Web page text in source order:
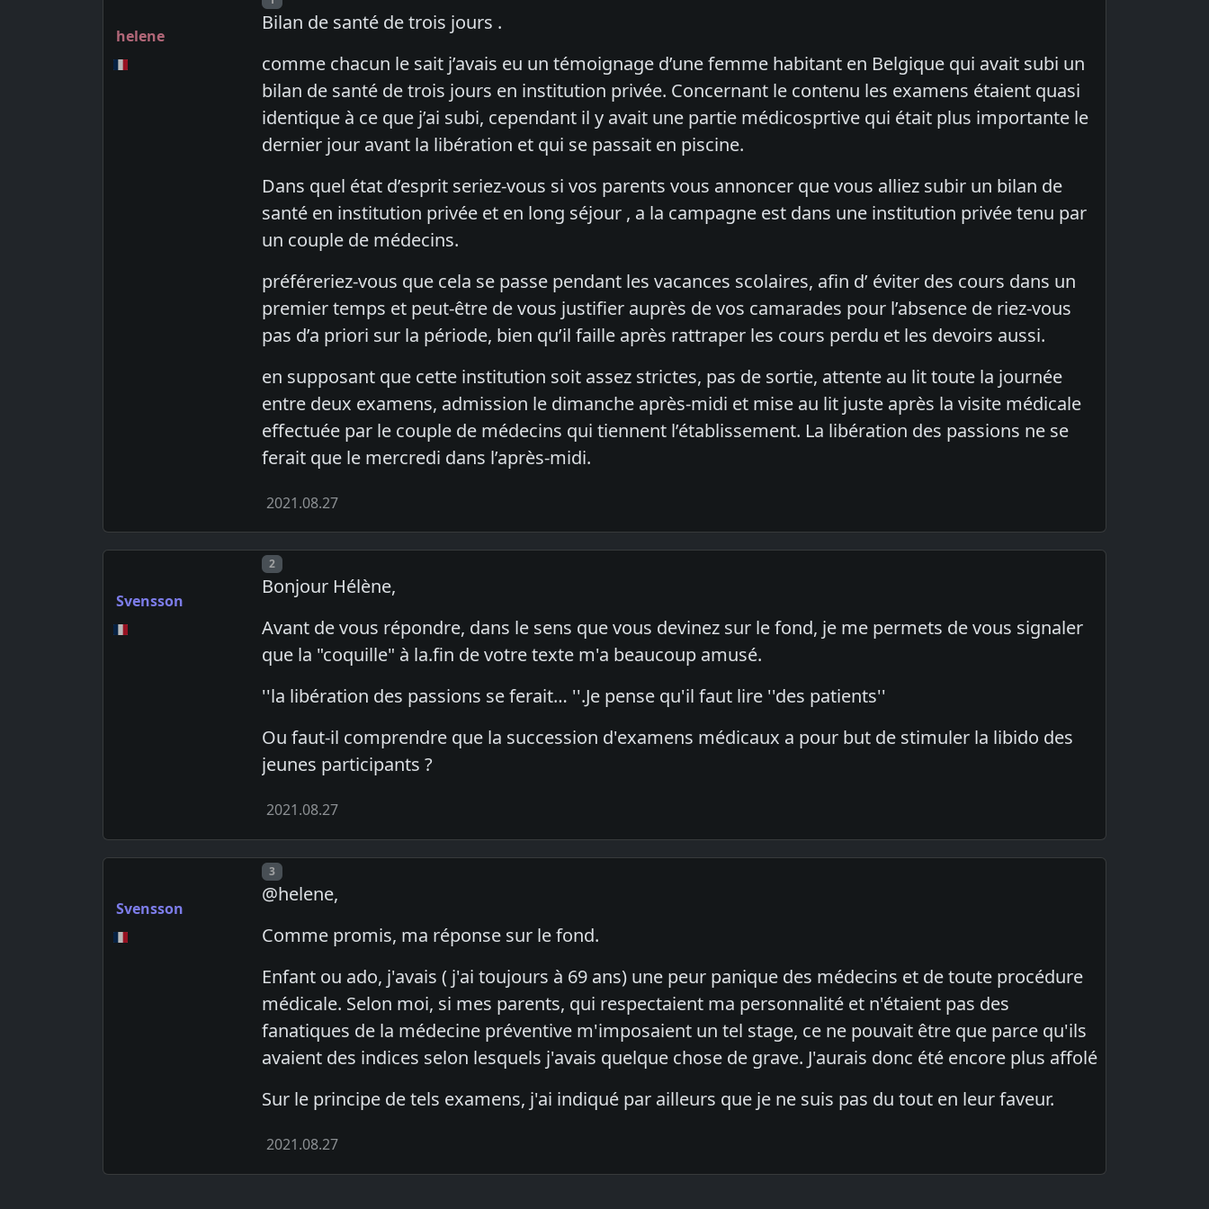
helene
Bilan de santé de trois jours .
comme chacun le sait j’avais eu un témoignage d’une femme habitant en Belgique qui avait subi un
bilan de santé de trois jours en institution privée. Concernant le contenu les examens étaient quasi
identique à ce que j’ai subi, cependant il y avait une partie médicosprtive qui était plus importante le
dernier jour avant la libération et qui se passait en piscine.
Dans quel état d’esprit seriez-vous si vos parents vous annoncer que vous alliez subir un bilan de
santé en institution privée et en long séjour , a la campagne est dans une institution privée tenu par
un couple de médecins.
préféreriez-vous que cela se passe pendant les vacances scolaires, afin d’ éviter des cours dans un
premier temps et peut-être de vous justifier auprès de vos camarades pour l’absence de riez-vous
pas d’a priori sur la période, bien qu’il faille après rattraper les cours perdu et les devoirs aussi.
en supposant que cette institution soit assez strictes, pas de sortie, attente au lit toute la journée
entre deux examens, admission le dimanche après-midi et mise au lit juste après la visite médicale
effectuée par le couple de médecins qui tiennent l’établissement. La libération des passions ne se
ferait que le mercredi dans l’après-midi.
2021.08.27
Svensson
Post number
2
Bonjour Hélène,
Avant de vous répondre, dans le sens que vous devinez sur le fond, je me permets de vous signaler
que la "coquille" à la.fin de votre texte m'a beaucoup amusé.
''la libération des passions se ferait… ''.Je pense qu'il faut lire ''des patients''
Ou faut-il comprendre que la succession d'examens médicaux a pour but de stimuler la libido des
jeunes participants ?
2021.08.27
Svensson
Post number
3
@helene,
Comme promis, ma réponse sur le fond.
Enfant ou ado, j'avais ( j'ai toujours à 69 ans) une peur panique des médecins et de toute procédure
médicale. Selon moi, si mes parents, qui respectaient ma personnalité et n'étaient pas des
fanatiques de la médecine préventive m'imposaient un tel stage, ce ne pouvait être que parce qu'ils
avaient des indices selon lesquels j'avais quelque chose de grave. J'aurais donc été encore plus affolé
Sur le principe de tels examens, j'ai indiqué par ailleurs que je ne suis pas du tout en leur faveur.
2021.08.27